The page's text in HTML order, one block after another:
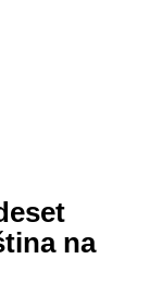
na